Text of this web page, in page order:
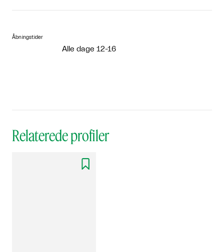
Åbningstider
Alle dage 12-16
Relaterede profiler
